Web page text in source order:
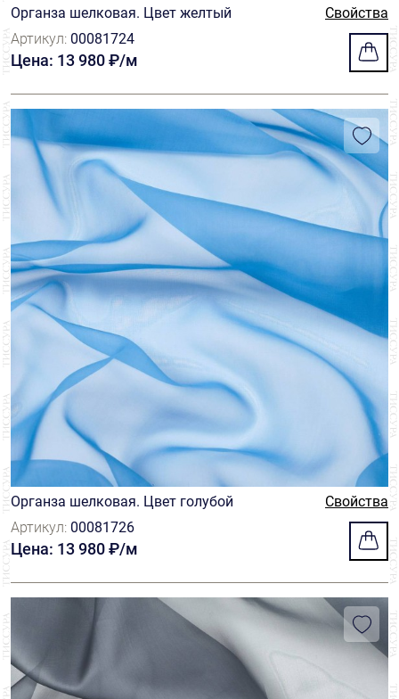
Органза шелковая. Цвет желтый
Свойства
Артикул: 00081724
Цена: 13 980 ₽/м
Органза шелковая. Цвет голубой
Свойства
Артикул: 00081726
Цена: 13 980 ₽/м